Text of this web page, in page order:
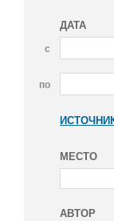
ДАТА
с
по
МЕСТО
АВТОР